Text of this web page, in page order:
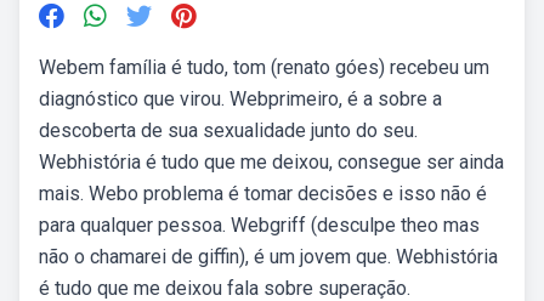
Webem família é tudo, tom (renato góes) recebeu um
diagnóstico que virou. Webprimeiro, é a sobre a
descoberta de sua sexualidade junto do seu.
Webhistória é tudo que me deixou, consegue ser ainda
mais. Webo problema é tomar decisões e isso não é
para qualquer pessoa. Webgriff (desculpe theo mas
não o chamarei de giffin), é um jovem que. Webhistória
é tudo que me deixou fala sobre superação.